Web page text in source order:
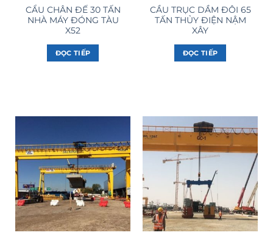
CẨU CHÂN ĐẾ 30 TẤN
NHÀ MÁY ĐÓNG TÀU
X52
ĐỌC TIẾP
CẦU TRỤC DẦM ĐÔI 65
TẤN THỦY ĐIỆN NẬM
XÂY
ĐỌC TIẾP